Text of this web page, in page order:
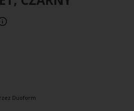
Duoform